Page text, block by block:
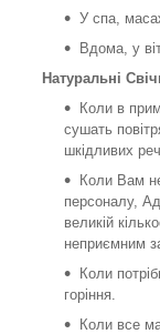
У спа,
Вдома, у
Натуральні
Коли в
сушать
шкідливих
Коли Вам
персоналу,
великій
неприємним
Коли
горіння.
Коли все